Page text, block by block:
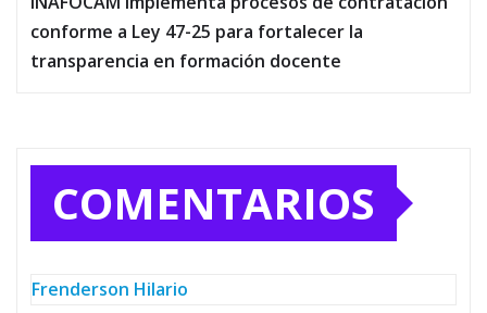
conforme a Ley 47-25 para fortalecer la
transparencia en formación docente
COMENTARIOS
Frenderson Hilario